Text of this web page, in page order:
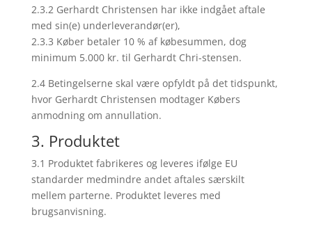
2.3.2 Gerhardt Christensen har ikke indgået aftale
med sin(e) underleverandør(er),
2.3.3 Køber betaler 10 % af købesummen, dog
minimum 5.000 kr. til Gerhardt Chri-stensen.
2.4 Betingelserne skal være opfyldt på det tidspunkt,
hvor Gerhardt Christensen modtager Købers
anmodning om annullation.
3. Produktet
3.1 Produktet fabrikeres og leveres ifølge EU
standarder medmindre andet aftales særskilt
mellem parterne. Produktet leveres med
brugsanvisning.